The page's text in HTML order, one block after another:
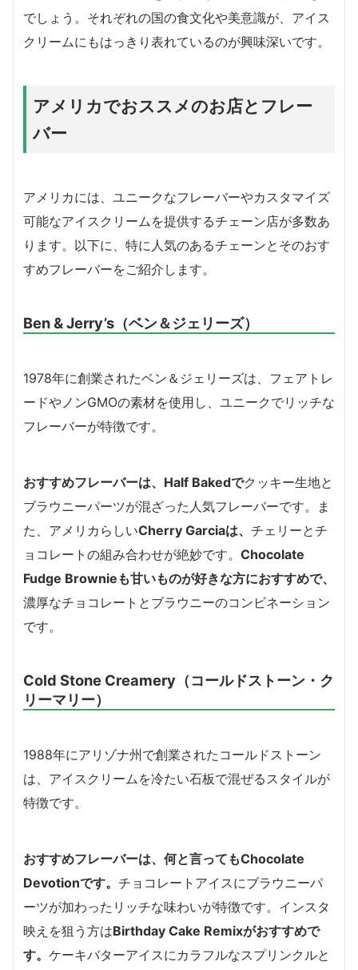
でしょう。それぞれの国の食文化や美意識が、アイス
クリームにもはっきり表れているのが興味深いです。
アメリカでおススメのお店とフレー
バー
アメリカには、ユニークなフレーバーやカスタマイズ
可能なアイスクリームを提供するチェーン店が多数あ
ります。以下に、特に人気のあるチェーンとそのおす
すめフレーバーをご紹介します。
Ben & Jerry’s（ベン＆ジェリーズ）
1978年に創業されたベン＆ジェリーズは、フェアトレ
ードやノンGMOの素材を使用し、ユニークでリッチな
フレーバーが特徴です。
おすすめフレーバーは、 Half Bakedでクッキー生地と
ブラウニーパーツが混ざった人気フレーバーです。ま
た、アメリカらしいCherry Garciaは、 チェリーとチ
ョコレートの組み合わせが絶妙です。 Chocolate
Fudge Brownieも甘いものが好きな方におすすめで、
濃厚なチョコレートとブラウニーのコンビネーション
です。
Cold Stone Creamery（コールドストーン・ク
リーマリー）
1988年にアリゾナ州で創業されたコールドストーン
は、アイスクリームを冷たい石板で混ぜるスタイルが
特徴です。
おすすめフレーバーは、何と言ってもChocolate
Devotionです。 チョコレートアイスにブラウニーパ
ーツが加わったリッチな味わいが特徴です。インスタ
映えを狙う方はBirthday Cake Remixがおすすめで
す。 ケーキバターアイスにカラフルなスプリンクルと